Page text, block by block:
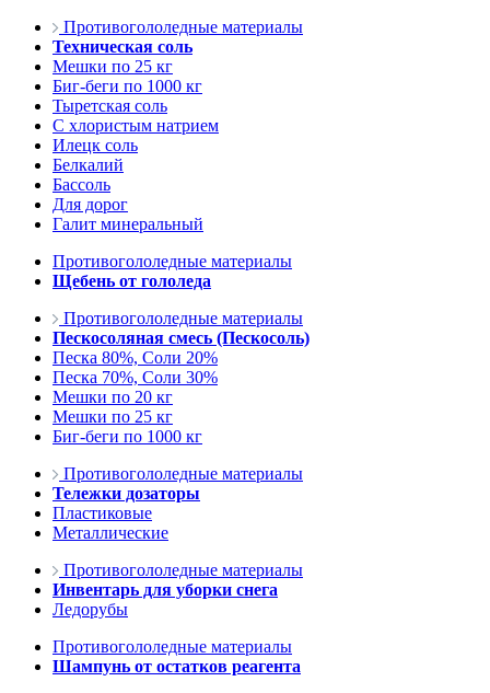
Противогололедные материалы
Техническая соль
Мешки по 25 кг
Биг-беги по 1000 кг
Тыретская соль
С хлористым натрием
Илецк соль
Белкалий
Бассоль
Для дорог
Галит минеральный
Противогололедные материалы
Щебень от гололеда
Противогололедные материалы
Пескосоляная смесь (Пескосоль)
Песка 80%, Соли 20%
Песка 70%, Соли 30%
Мешки по 20 кг
Мешки по 25 кг
Биг-беги по 1000 кг
Противогололедные материалы
Тележки дозаторы
Пластиковые
Металлические
Противогололедные материалы
Инвентарь для уборки снега
Ледорубы
Противогололедные материалы
Шампунь от остатков реагента